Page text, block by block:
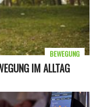
IM ALLTAG
BEWEGUNG